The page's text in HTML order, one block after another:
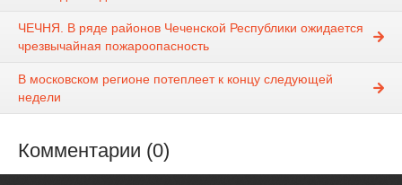
ЧЕЧНЯ. В ряде районов Чеченской Республики ожидается
чрезвычайная пожароопасность
В московском регионе потеплеет к концу следующей
недели
Комментарии (0)